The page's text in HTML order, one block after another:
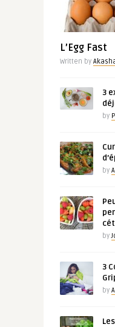
L’Egg Fast
Written by
3
by
by
by
3
by